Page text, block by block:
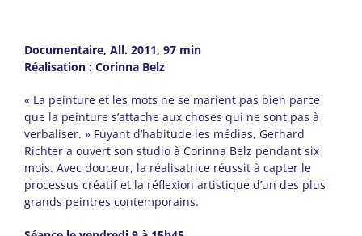
Documentaire, All. 2011, 97 min
Réalisation : Corinna Belz
« La peinture et les mots ne se marient pas bien parce
que la peinture s’attache aux choses qui ne sont pas à
verbaliser. » Fuyant d’habitude les médias, Gerhard
Richter a ouvert son studio à Corinna Belz pendant six
mois. Avec douceur, la réalisatrice réussit à capter le
processus créatif et la réflexion artistique d’un des plus
grands peintres contemporains.